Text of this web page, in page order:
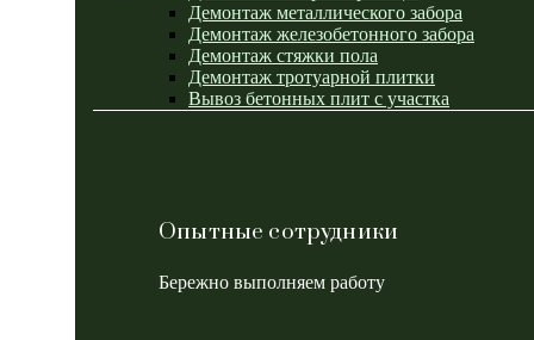
Демонтаж металлического забора
Демонтаж железобетонного забора
Демонтаж стяжки пола
Демонтаж тротуарной плитки
Вывоз бетонных плит с участка
Опытные сотрудники
Бережно выполняем работу